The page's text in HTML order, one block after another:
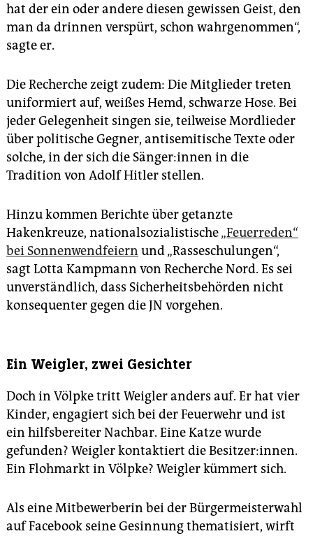
hat der ein oder andere diesen gewissen Geist, den
man da drinnen verspürt, schon wahrgenommen“,
sagte er.
Die Recherche zeigt zudem: Die Mitglieder treten
uniformiert auf, weißes Hemd, schwarze Hose. Bei
jeder Gelegenheit singen sie, teilweise Mordlieder
über politische Gegner, antisemitische Texte oder
solche, in der sich die Sän­ge­r:in­nen in die
Tradition von Adolf Hitler stellen.
Hinzu kommen Berichte über getanzte
Hakenkreuze, nationalsozialistische„Feuerreden“
bei Sonnenwendfeiern und „Rasseschulungen“,
sagt Lotta Kampmann von Recherche Nord. Es sei
unverständlich, dass Sicherheitsbehörden nicht
konsequenter gegen die JN vorgehen.
Ein Weigler, zwei Gesichter
Doch in Völpke tritt Weigler anders auf. Er hat vier
Kinder, engagiert sich bei der Feuerwehr und ist
ein hilfsbereiter Nachbar. Eine Katze wurde
gefunden? Weigler kontaktiert die Besitzer:innen.
Ein Flohmarkt in Völpke? Weigler kümmert sich.
Als eine Mitbewerberin bei der Bürgermeisterwahl
auf Facebook seine Gesinnung thematisiert, wirft